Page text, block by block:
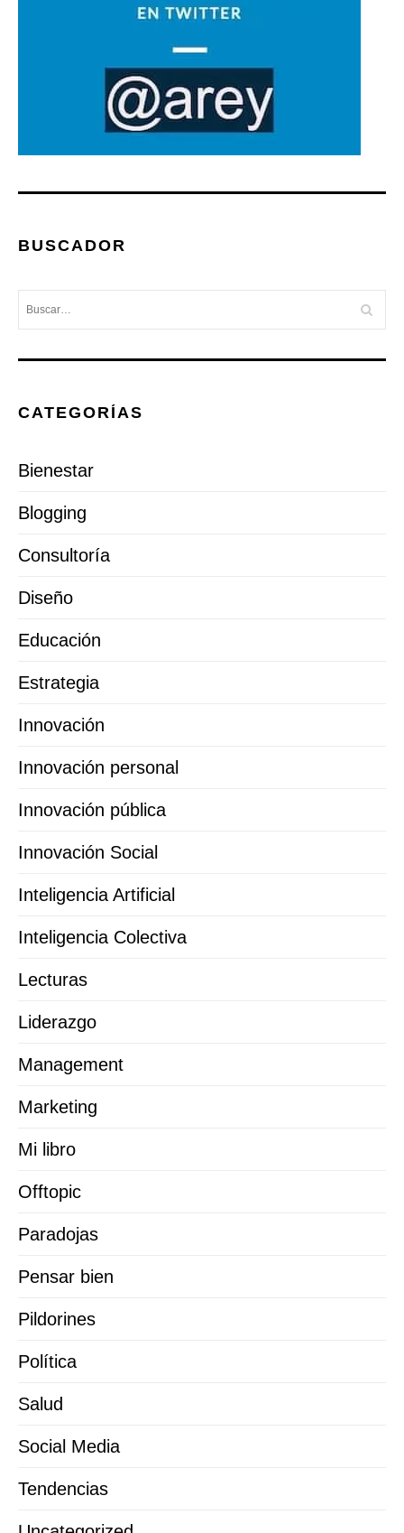
BUSCADOR
CATEGORÍAS
Bienestar
Blogging
Consultoría
Diseño
Educación
Estrategia
Innovación
Innovación personal
Innovación pública
Innovación Social
Inteligencia Artificial
Inteligencia Colectiva
Lecturas
Liderazgo
Management
Marketing
Mi libro
Offtopic
Paradojas
Pensar bien
Pildorines
Política
Salud
Social Media
Tendencias